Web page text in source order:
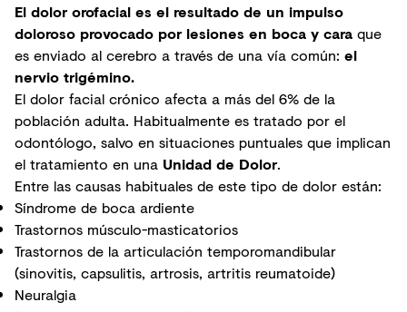
El dolor orofacial es el resultado de un impulso
doloroso provocado por lesiones en boca y cara que
es enviado al cerebro a través de una vía común: el
nervio trigémino.
El dolor facial crónico afecta a más del 6% de la
población adulta. Habitualmente es tratado por el
odontólogo, salvo en situaciones puntuales que implican
el tratamiento en una Unidad de Dolor.
Entre las causas habituales de este tipo de dolor están:
Síndrome de boca ardiente
Trastornos músculo-masticatorios
Trastornos de la articulación temporomandibular
(sinovitis, capsulitis, artrosis, artritis reumatoide)
Neuralgia